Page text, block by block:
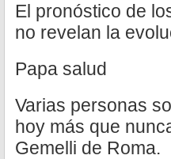
El pronóstico de
no revelan la
Papa salud
Varias personas
hoy más que
Gemelli de Roma.